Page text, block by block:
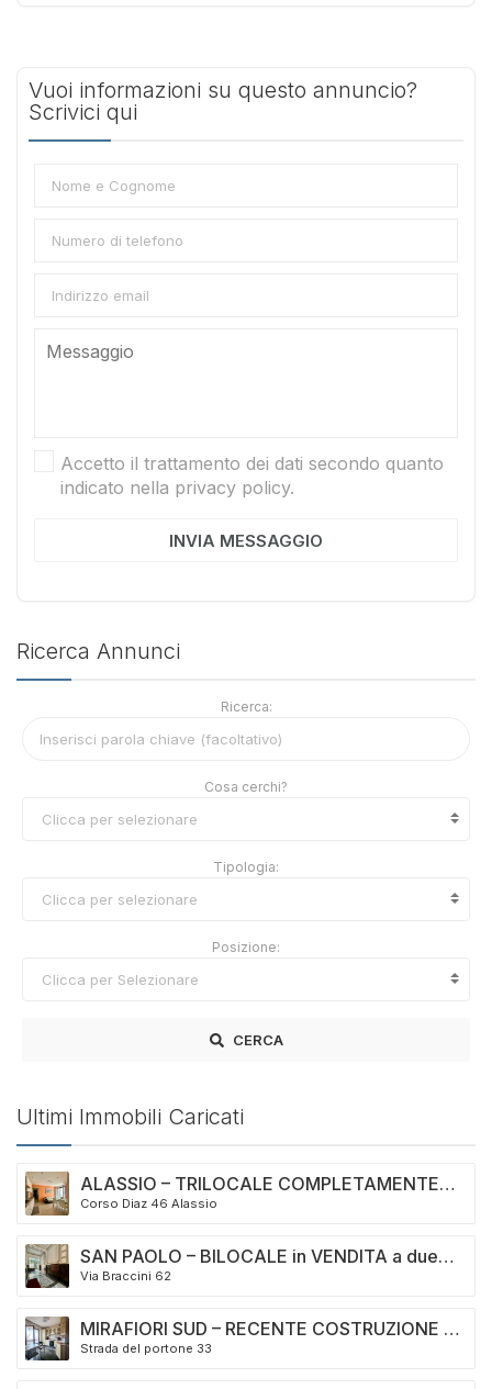
Vuoi informazioni su questo annuncio?
Scrivici qui
Accetto il trattamento dei dati secondo quanto
indicato nella privacy policy.
INVIA MESSAGGIO
Ricerca Annunci
Ricerca:
Cosa cerchi?
Clicca per selezionare
Tipologia:
Clicca per selezionare
Posizione:
Clicca per Selezionare
CERCA
Ultimi Immobili Caricati
ALASSIO – TRILOCALE COMPLETAMENTE
RISTRUTTURATO
Corso Diaz 46 Alassio
SAN PAOLO – BILOCALE in VENDITA a due
passi dal Politecnico
Via Braccini 62
MIRAFIORI SUD – RECENTE COSTRUZIONE –
BOX AUTO INCLUSO NEL PREZZO!
Strada del portone 33